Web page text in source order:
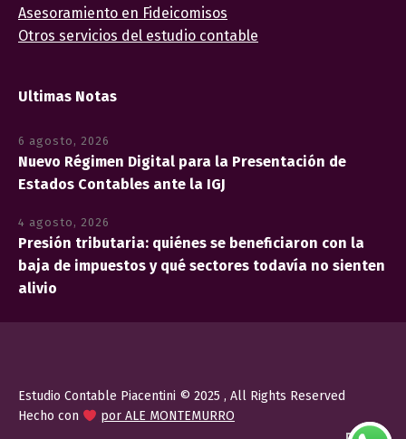
Asesoramiento en Fideicomisos
Otros servicios del estudio contable
Ultimas Notas
6 agosto, 2026
Nuevo Régimen Digital para la Presentación de
Estados Contables ante la IGJ
4 agosto, 2026
Presión tributaria: quiénes se beneficiaron con la
baja de impuestos y qué sectores todavía no sienten
alivio
Estudio Contable Piacentini © 2025 , All Rights Reserved
Hecho con
por ALE MONTEMURRO